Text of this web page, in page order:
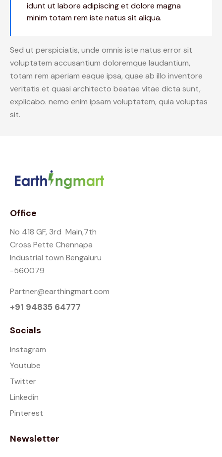
idunt ut labore adipiscing et dolore magna
minim totam rem iste natus sit aliqua.
Sed ut perspiciatis, unde omnis iste natus error sit
voluptatem accusantium doloremque laudantium,
totam rem aperiam eaque ipsa, quae ab illo inventore
veritatis et quasi architecto beatae vitae dicta sunt,
explicabo. nemo enim ipsam voluptatem, quia voluptas
sit.
Office
No 418 GF, 3rd Main,7th
Cross Pette Chennapa
Industrial town Bengaluru
-560079
Partner@earthingmart.com
+91 94835 64777
Socials
Instagram
Youtube
Twitter
Linkedin
Pinterest
Newsletter